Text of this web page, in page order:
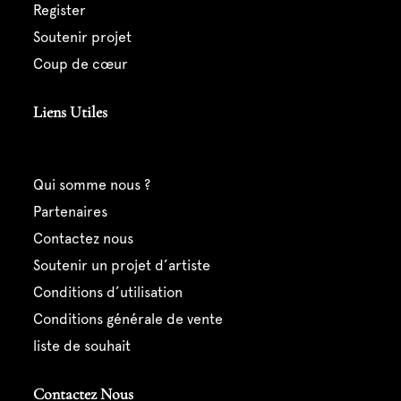
register
soutenir projet
coup de cœur
Liens Utiles
qui somme nous ?
partenaires
contactez nous
soutenir un projet d’artiste
conditions d’utilisation
conditions générale de vente
liste de souhait
Contactez Nous